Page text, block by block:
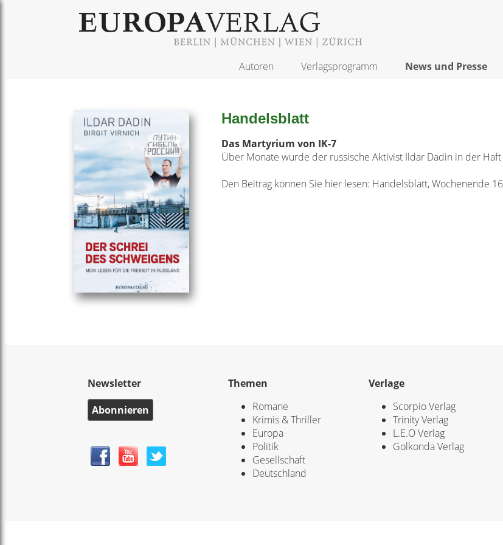
Autoren Verlagsprogramm News und Presse
Handelsblatt
Das Martyrium von IK-7
Über Monate wurde der russische Aktivist Ildar Dadin in der
Den Beitrag können Sie hier lesen: Handelsblatt, Wochenende
Newsletter
Abonnieren
Themen
Romane
Krimis & Thriller
Europa
Politik
Gesellschaft
Deutschland
Verlage
Scorpio Verlag
Trinity Verlag
L.E.O Verlag
Golkonda Verlag